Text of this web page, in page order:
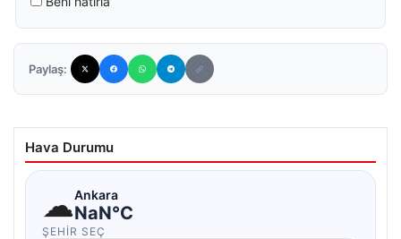
Paylaş:
Hava Durumu
☁Ankara
NaN°C
ŞEHIR SEÇ